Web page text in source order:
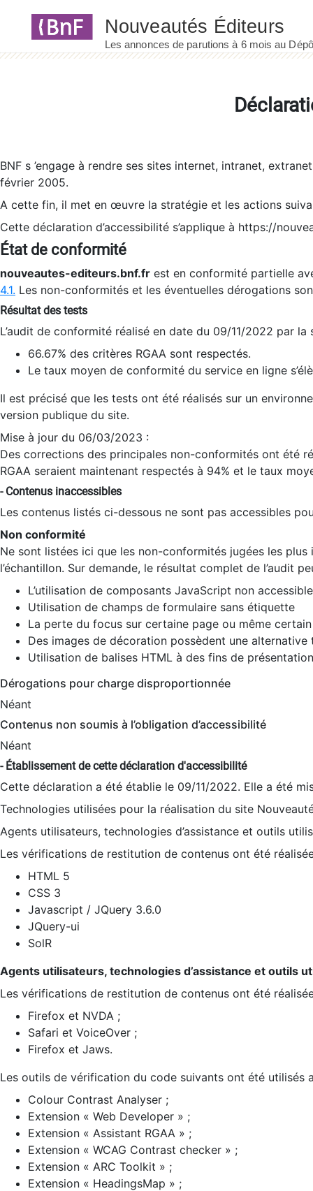
BNF s ’engage à rendre ses sites internet, intranet,
février 2005.
A cette fin, il met en œuvre la stratégie et les actions
Cette déclaration d’accessibilité s’applique à https://
État de conformité
nouveautes-editeurs.bnf.fr est en conformité partielle
4.1. Les non-conformités et les éventuelles dérogations
Résultat des tests
L’audit de conformité réalisé en date du 09/11/2022 par
66.67% des critères RGAA sont respectés.
Le taux moyen de conformité du service en ligne
Il est précisé que les tests ont été réalisés sur un
version publique du site.
Mise à jour du 06/03/2023 :
Des corrections des principales non-conformités ont été
RGAA seraient maintenant respectés à 94% et le taux
- Contenus inaccessibles
Les contenus listés ci-dessous ne sont pas accessibles
Non conformité
Ne sont listées ici que les non-conformités jugées les
l’échantillon. Sur demande, le résultat complet de l’audit
L’utilisation de composants JavaScript non
Utilisation de champs de formulaire sans étiquette
La perte du focus sur certaine page ou même
Des images de décoration possèdent une alternative
Utilisation de balises HTML à des fins de
Dérogations pour charge disproportionnée
Néant
Contenus non soumis à l’obligation d’accessibilité
Néant
- Établissement de cette déclaration d'accessibilité
Cette déclaration a été établie le 09/11/2022. Elle a été
Technologies utilisées pour la réalisation du site
Agents utilisateurs, technologies d’assistance et outils
Les vérifications de restitution de contenus ont été
HTML 5
CSS 3
Javascript / JQuery 3.6.0
JQuery-ui
SolR
Agents utilisateurs, technologies d’assistance et outils
Les vérifications de restitution de contenus ont été
Firefox et NVDA ;
Safari et VoiceOver ;
Firefox et Jaws.
Les outils de vérification du code suivants ont été utilisés
Colour Contrast Analyser ;
Extension « Web Developer » ;
Extension « Assistant RGAA » ;
Extension « WCAG Contrast checker » ;
Extension « ARC Toolkit » ;
Extension « HeadingsMap » ;